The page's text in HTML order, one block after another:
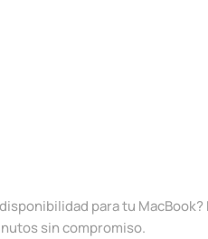
para tu
sin compromiso.